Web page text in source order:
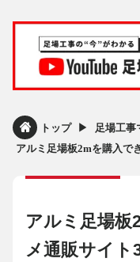
トップ ▶︎ 足場工事
アルミ足場板2mを購入で
アルミ足場板
メ通販サイト